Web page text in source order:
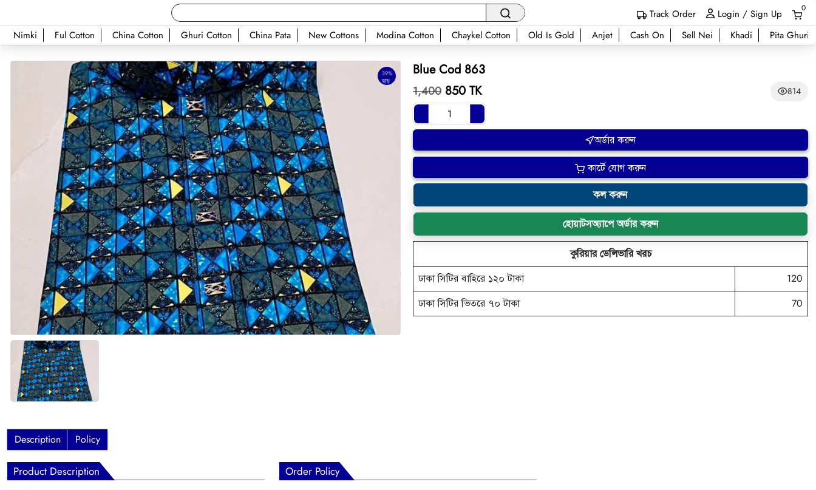
Track Order Login / Sign Up 0
Nimki Ful Cotton China Cotton Ghuri Cotton China Pata New Cottons Modina Cotton Chaykel Cotton Old Is Gold Anjet Cash On Sell Nei Khadi Pita Ghuri
39%
ছাড়
Blue Cod 863
1,400 850 TK 814
অর্ডার করুন
কার্টে যোগ করুন
কল করুন
হোয়াটসঅ্যাপে অর্ডার করুন
কুরিয়ার ডেলিভারি খরচ
ঢাকা সিটির বাহিরে ১২০ টাকা
120
ঢাকা সিটির ভিতরে ৭০ টাকা
70
Description Policy
Product Description Order Policy